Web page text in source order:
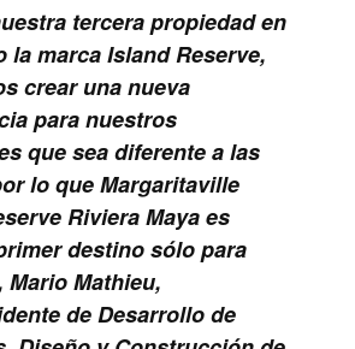
tercera propiedad en
la marca Island Reserve,
crear una nueva
para nuestros
que sea diferente a las
lo que Margaritaville
Riviera Maya es
destino sólo para
Mario Mathieu,
de Desarrollo de